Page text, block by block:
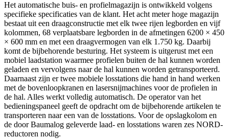
Het automatische buis- en profielmagazijn is ontwikkeld volgens
specifieke specificaties van de klant. Het acht meter hoge magazijn
bestaat uit een draagconstructie met elk twee rijen legborden en vijf
kolommen, 68 verplaatsbare legborden in de afmetingen 6200 × 450
× 600 mm en met een draagvermogen van elk 1.750 kg. Daarbij
komt de bijbehorende besturing. Het systeem is uitgerust met een
mobiel laadstation waarmee profielen buiten de hal kunnen worden
geladen en vervolgens naar de hal kunnen worden getransporteerd.
Daarnaast zijn er twee mobiele losstations die hand in hand werken
met de bovenloopkranen en lasersnijmachines voor de profielen in
de hal. Alles werkt volledig automatisch. De operator van het
bedieningspaneel geeft de opdracht om de bijbehorende artikelen te
transporteren naar een van de losstations. Voor de opslagkolom en
de door Baumalog geleverde laad- en losstations waren zes NORD-
reductoren nodig.